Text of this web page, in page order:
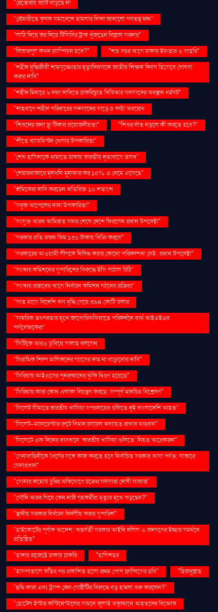
"রেস্তোরাঁয় ভ্যাট বাড়ছে না
"রৌমারীতে কৃষক সমাবেশে হামলার নিন্দা জানালো গণতন্ত্র মঞ্চ"
"লাঠি দিয়ে ভর দিয়ে টিসিবির ট্রাক খুঁজছেন বিল্লাল সরদার"
"লিভারপুল কখন চ্যাম্পিয়ন হবে?"
"শত বছর আগে ঢাকায় ইফতার ও সাহ্‌রি"
"শহীদ বুদ্ধিজীবী শামসুজ্জোহার মৃত্যুদিবসকে জাতীয় শিক্ষক দিবস হিসেবে ঘোষণা
করার দাবি"
"শহীদ মিনারে ৬ দফা দাবিতে চাকরিচ্যুত বিডিআর সদস্যদের অবস্থান ধর্মঘট"
"শাহবাগে শহীদ পরিবারের সদস্যদের সাড়ে ৫ ঘণ্টা অবরোধ
"শিশুদের জন্য ফ্লু টিকার প্রয়োজনীয়তা"
"শিশুর দাঁত নড়লে কী করতে হবে?"
"শীতে ব্যাডমিন্টন খেলার উপকারিতা"
"শেখ হাসিনাকে থামাতে ঢাকায় ভারতীয় দূতাবাসে তলব"
"শেয়ারবাজারে মূলধনি মুনাফার কর ১৫% এ নেমে এসেছে"
"শ্রমিকেরা দাবি করছেন অতিরিক্ত ১০ শতাংশ
"সবুজ আপেলের নানা উপকারিতা"
"সংযুক্ত আরব আমিরাত সফর শেষে দেশে ফিরলেন প্রধান উপদেষ্টা"
"সরকার প্রতি ডজন ডিম ১৩০ টাকায় বিক্রি করবে"
"সরকারের আওয়ামী লীগকে নিষিদ্ধ করার কোনো পরিকল্পনা নেই: প্রধান উপদেষ্টা"
"সংস্কার কমিশনের সুপারিশের বিরুদ্ধে ইসি পাঠাল চিঠি"
"সংস্কার প্রস্তাবের আগে নির্বাচন কমিশন গঠনের প্রক্রিয়া"
"সাত মাসে বিদেশি ঋণ বৃদ্ধি পেয়ে ৩৯৪ কোটি ডলার
"সামরিক তৎপরতার মুখে জাপোরিঝঝিয়াতে পরিদর্শনে ব্যর্থ আইএইএর
পর্যবেক্ষকেরা"
"সিটিকে আরও ডুবিয়ে সালাহ বললেন
"সিরামিক শিল্প মালিকদের গ্যাসের দাম না বাড়ানোর দাবি"
"সিরিয়ায় আইএসের পুনরুত্থানের ঝুঁকি দ্বিগুণ হয়েছে"
"সিরিয়ায় কারা কোন এলাকা নিয়ন্ত্রণ করছে: সম্পূর্ণ মানচিত্র বিশ্লেষণ"
"সিলেট সীমান্তে ভারতীয় খাসিয়া সম্প্রদায়ের গুলিতে দুই বাংলাদেশি আহত"
"সিলেট-ম্যানচেস্টার রুটে বিমান চলাচল অব্যাহত রাখার আহ্বান"
"সিলেটে এক দিনের ব্যবধানে ‘ভারতীয় খাসিয়া গু‌লিতে’ নিহত আরেকজন"
"সেনাবাহিনীকে ধৈর্যের সঙ্গে কাজ করতে হবে নির্বাচিত সরকার আসা পর্যন্ত: সাভারে
সেনাপ্রধান"
"সোনার কমোড চুরির অভিযোগে চক্রের সদস্যরা দোষী সাব্যস্ত"
"সৌদি আরব গিয়ে কেন নারী গৃহকর্মীরা মৃত্যুর মুখে পড়ছেন?"
"স্থানীয় সরকার নির্বাচন নির্দলীয় করার সুপারিশ"
"হাইকোর্টের পূর্ণাঙ্গ আদেশ: অন্তর্বর্তী সরকার আইনি দলিল ও জনগণের ইচ্ছার সমর্থনে
প্রতিষ্ঠিত"
"হাঙ্গার প্রজেক্টে ঢাকায় চাকরি
"হালিশহর
"হাসপাতালে ভর্তির পর প্রকাশিত হলো প্রথম পোপ ফ্রান্সিসের ছবি"
"হিজবুল্লাহ
"হুথি কারা এবং ট্রাম্প কেন গোষ্ঠীটির বিরুদ্ধে বড় হামলা শুরু করলেন?"
"হোটেল ইন্টার কন্টিনেন্টালের সামনে জুলাই অভ্যুত্থানে আহতদের বিক্ষোভ